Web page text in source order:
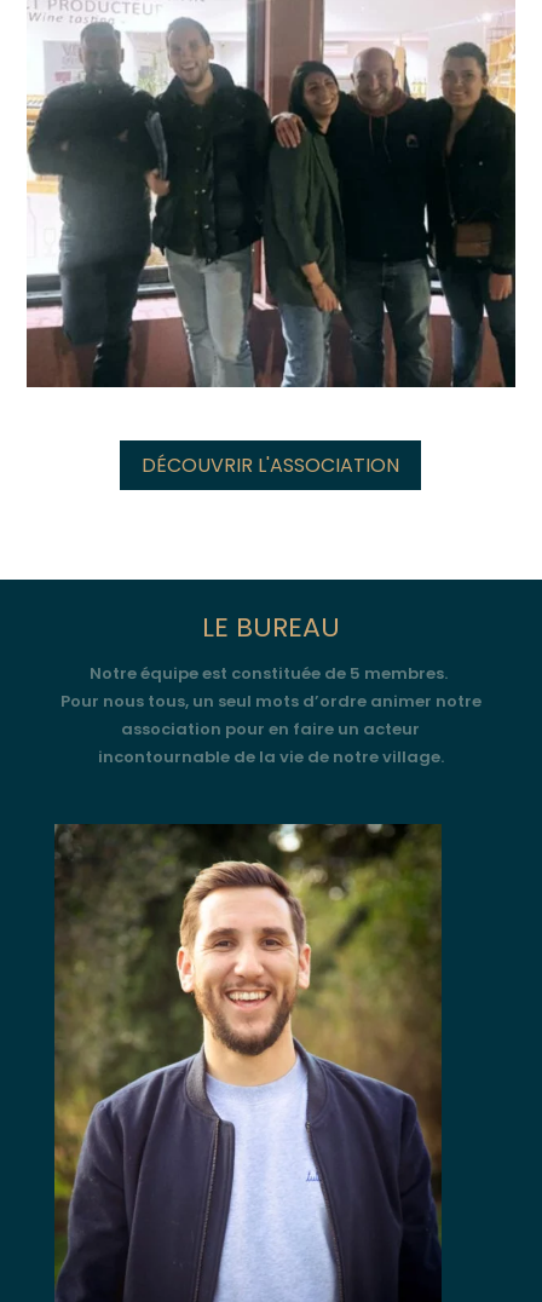
DÉCOUVRIR L'ASSOCIATION
LE BUREAU
Notre équipe est constituée de 5 membres.
Pour nous tous, un seul mots d’ordre animer notre
association pour en faire un acteur
incontournable de la vie de notre village.